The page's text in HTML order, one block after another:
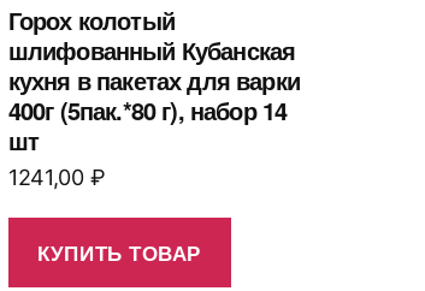
Горох колотый
шлифованный Кубанская
кухня в пакетах для варки
400г (5пак.*80 г), набор 14
шт
1241,00 ₽
КУПИТЬ ТОВАР